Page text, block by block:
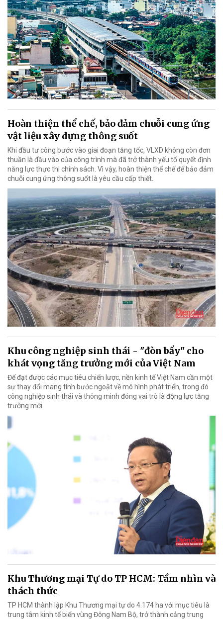
Hoàn thiện thể chế, bảo đảm chuỗi cung ứng
vật liệu xây dựng thông suốt
Khi đầu tư công bước vào giai đoạn tăng tốc, VLXD không còn đơn
thuần là đầu vào của công trình mà đã trở thành yếu tố quyết định
năng lực thực thi chính sách. Vì vậy, hoàn thiện thể chế để bảo đảm
chuỗi cung ứng thông suốt là yêu cầu cấp thiết.
Khu công nghiệp sinh thái - "đòn bẩy" cho
khát vọng tăng trưởng mới của Việt Nam
Để đạt được các mục tiêu chiến lược, nền kinh tế Việt Nam cần một
sự thay đổi mang tính bước ngoặt về mô hình phát triển, trong đó
công nghiệp sinh thái và thông minh đóng vai trò là động lực tăng
trưởng mới.
Khu Thương mại Tự do TP HCM: Tầm nhìn và
thách thức
TP HCM thành lập Khu Thương mại tự do 4.174 ha với mục tiêu là
trung tâm kinh tế biển vùng Đông Nam Bộ, trở thành cảng trung